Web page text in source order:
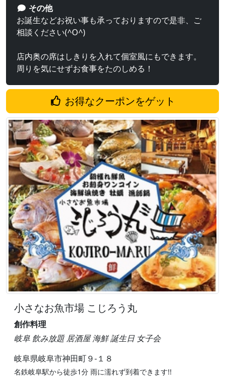
その他
お誕生などお祝い事も承っておりますので是非、ご
相談ください(^O^)
店内奥の席はしきりを入れて個室風にもできます。
周りを気にせずお食事をたのしめる！
お得なクーポンをゲット
小さなお魚市場 こじろう丸
創作料理
岐阜 飲み放題 居酒屋 海鮮 誕生日 女子会
岐阜県岐阜市神田町９-１８
名鉄岐阜駅から徒歩1分 雨に濡れず到着できます!!